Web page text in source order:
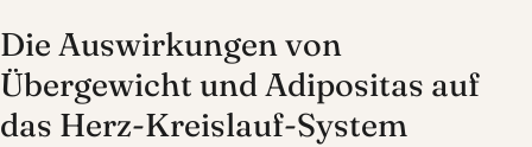
Die Auswirkungen von
Übergewicht und Adipositas auf
das Herz-Kreislauf-System